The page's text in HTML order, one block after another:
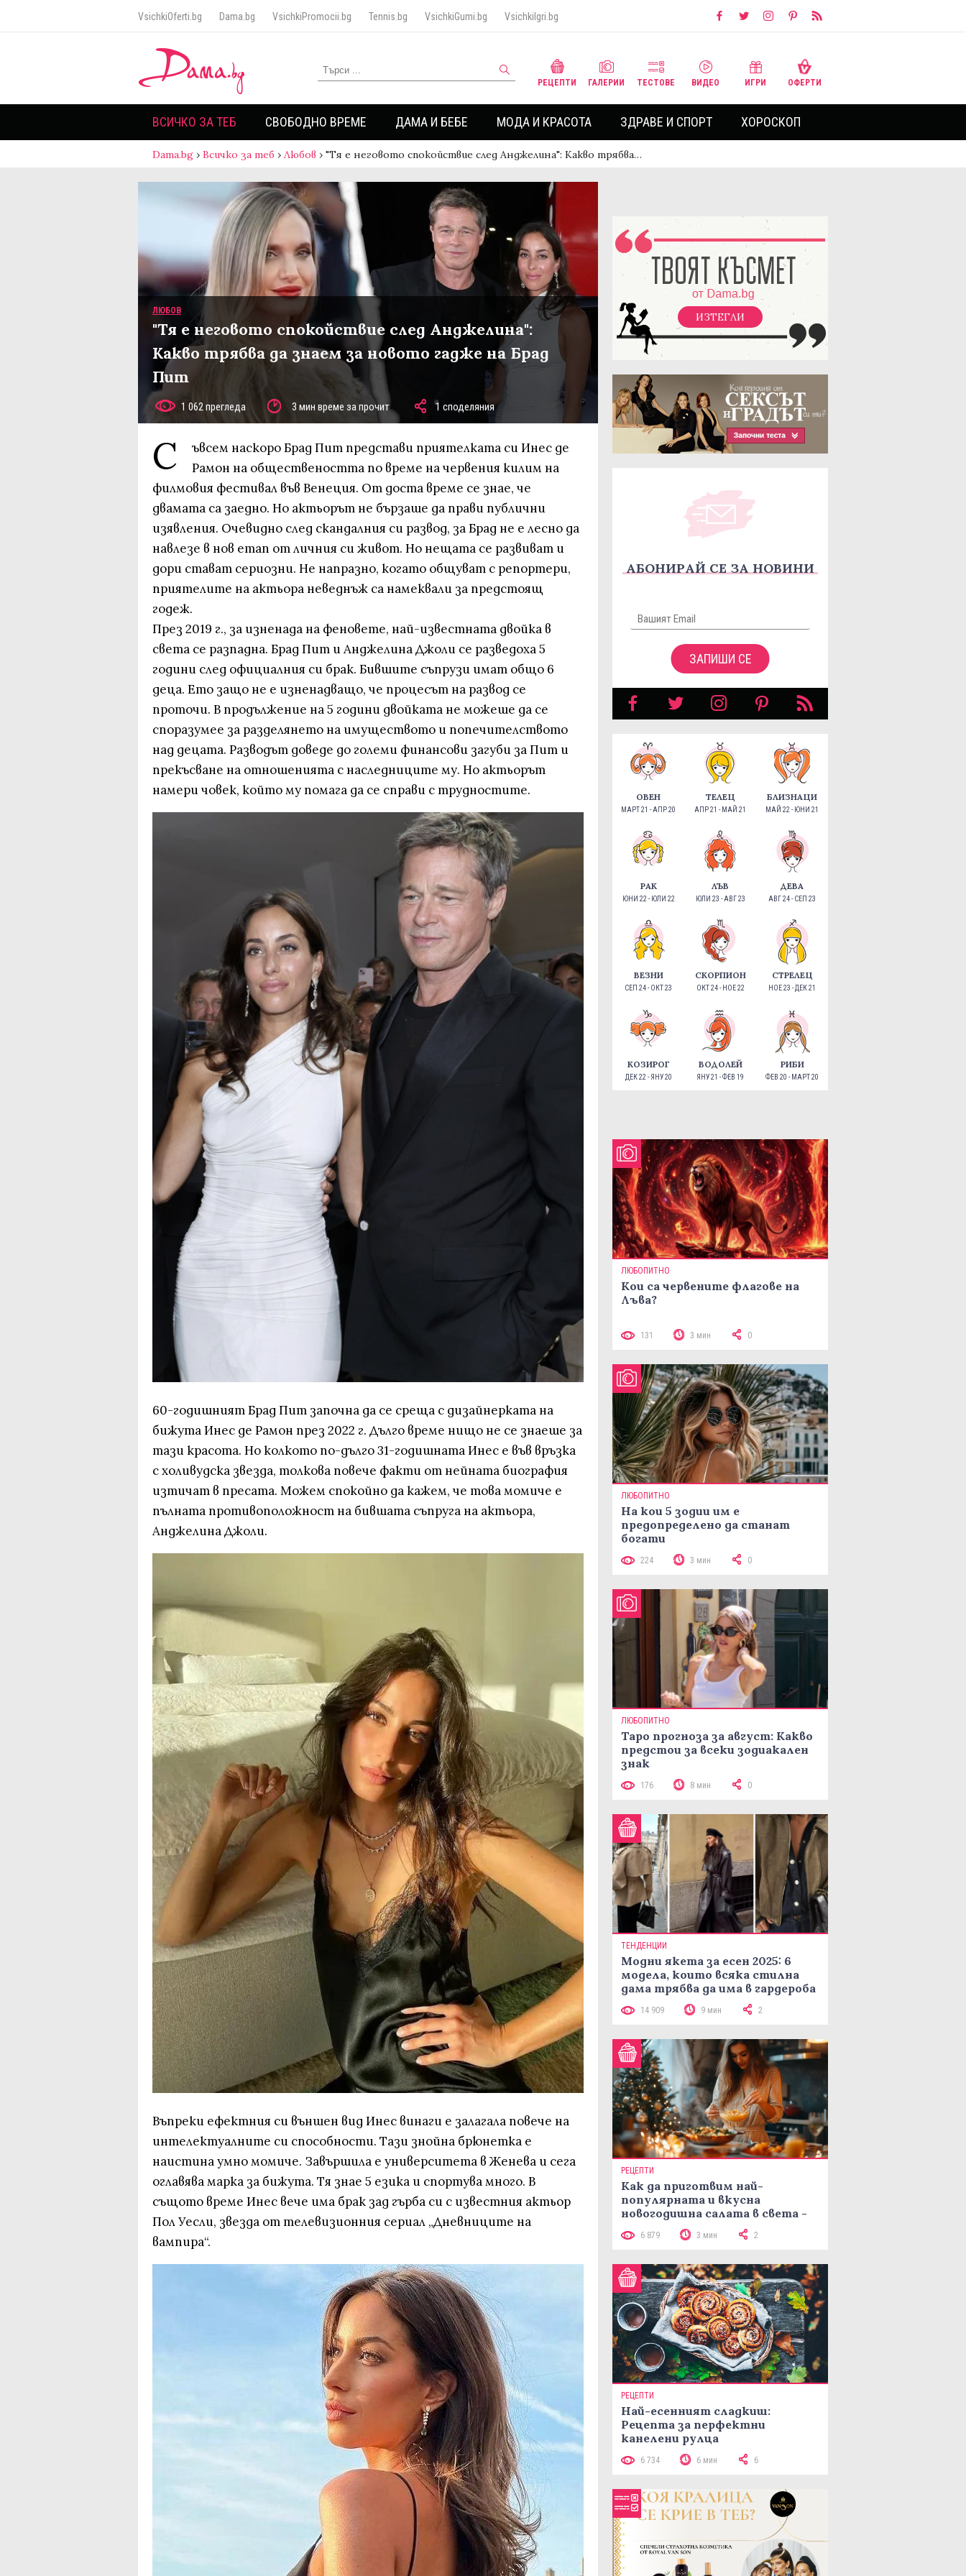
VsichkiOferti.bg Dama.bg VsichkiPromocii.bg Tennis.bg VsichkiGumi.bg VsichkiIgri.bg
РЕЦЕПТИ ГАЛЕРИИ ТЕСТОВЕ ВИДЕО ИГРИ ОФЕРТИ
ВСИЧКО ЗА ТЕБ СВОБОДНО ВРЕМЕ ДАМА И БЕБЕ МОДА И КРАСОТА ЗДРАВЕ И СПОРТ ХОРОСКОП
Dama.bg › Всичко за теб › Любов › "Тя е неговото спокойствие след Анджелина": Какво трябва…
ЛЮБОВ
"Тя е неговото спокойствие след Анджелина":
Какво трябва да знаем за новото гадже на Брад
Пит
1 062 прегледа 3 мин време за прочит 1 споделяния
С
ъвсем наскоро Брад Пит представи приятелката си Инес де
Рамон на обществеността по време на червения килим на
филмовия фестивал във Венеция. От доста време се знае, че
двамата са заедно. Но актьорът не бързаше да прави публични
изявления. Очевидно след скандалния си развод, за Брад не е лесно да
навлезе в нов етап от личния си живот. Но нещата се развиват и
дори стават сериозни. Не напразно, когато общуват с репортери,
приятелите на актьора неведнъж са намеквали за предстоящ
годеж.
През 2019 г., за изненада на феновете, най-известната двойка в
света се разпадна. Брад Пит и Анджелина Джоли се разведоха 5
години след официалния си брак. Бившите съпрузи имат общо 6
деца. Ето защо не е изненадващо, че процесът на развод се
проточи. В продължение на 5 години двойката не можеше да се
споразумее за разделянето на имуществото и попечителството
над децата. Разводът доведе до големи финансови загуби за Пит и
прекъсване на отношенията с наследниците му. Но актьорът
намери човек, който му помага да се справи с трудностите.
60-годишният Брад Пит започна да се среща с дизайнерката на
бижута Инес де Рамон през 2022 г. Дълго време нищо не се знаеше за
тази красота. Но колкото по-дълго 31-годишната Инес е във връзка
с холивудска звезда, толкова повече факти от нейната биография
изтичат в пресата. Можем спокойно да кажем, че това момиче е
пълната противоположност на бившата съпруга на актьора,
Анджелина Джоли.
Въпреки ефектния си външен вид Инес винаги е залагала повече на
интелектуалните си способности. Тази знойна брюнетка е
наистина умно момиче. Завършила е университета в Женева и сега
оглавява марка за бижута. Тя знае 5 езика и спортува много. В
същото време Инес вече има брак зад гърба си с известния актьор
Пол Уесли, звезда от телевизионния сериал „Дневниците на
вампира“.
ИЗТЕГЛИ
АБОНИРАЙ СЕ ЗА НОВИНИ
ЗАПИШИ СЕ
ОВЕН
МАРТ 21 - АПР 20
ТЕЛЕЦ
АПР 21 - МАЙ 21
БЛИЗНАЦИ
МАЙ 22 - ЮНИ 21
РАК
ЮНИ 22 - ЮЛИ 22
ЛЪВ
ЮЛИ 23 - АВГ 23
ДЕВА
АВГ 24 - СЕП 23
ВЕЗНИ
СЕП 24 - ОКТ 23
СКОРПИОН
ОКТ 24 - НОЕ 22
СТРЕЛЕЦ
НОЕ 23 - ДЕК 21
КОЗИРОГ
ДЕК 22 - ЯНУ 20
ВОДОЛЕЙ
ЯНУ 21 - ФЕВ 19
РИБИ
ФЕВ 20 - МАРТ 20
ЛЮБОПИТНО
Кои са червените флагове на
Лъва?
131 3 мин 0
ЛЮБОПИТНО
На кои 5 зодии им е
предопределено да станат
богати
224 3 мин 0
ЛЮБОПИТНО
Таро прогноза за август: Какво
предстои за всеки зодиакален
знак
176 8 мин 0
ТЕНДЕНЦИИ
Модни якета за есен 2025: 6
модела, които всяка стилна
дама трябва да има в гардероба
14 909 9 мин 2
РЕЦЕПТИ
Как да приготвим най-
популярната и вкусна
новогодишна салата в света -
рецепта Мимоза
6 879 3 мин 2
РЕЦЕПТИ
Най-есенният сладкиш:
Рецепта за перфектни
канелени рулца
6 734 6 мин 6